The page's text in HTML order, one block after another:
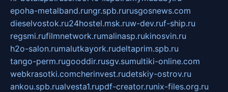
epoha-metalband.rungr.spb.rurusgosnews.com
dieselvostok.ru24hostel.msk.ruw-dev.ruf-ship.ru
regsmi.rufilmnetwork.rumalinasp.rukinosvin.ru
h2o-salon.rumalutkayork.rudeltaprim.spb.ru
tango-perm.rugooddir.rusgv.sumultiki-online.com
webkrasotki.comcherinvest.rudetskiy-ostrov.ru
ankou.spb.rualvesta1.rupdf-creator.runix-files.org.ru